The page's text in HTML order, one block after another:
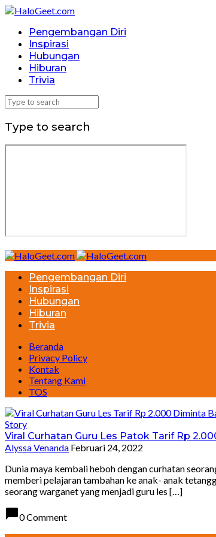
Pengembangan Diri
Inspirasi
Hubungan
Hiburan
Trivia
Type to search
Pengembangan Diri
Inspirasi
Hubungan
Hiburan
Trivia
Beranda
Privacy Policy
Kontak
Tentang Kami
TOS
Story
Viral Curhatan Guru Les Patok Tarif Rp
Alyssa Venanda Februari 24, 2022
Dunia maya kembali heboh dengan curhatan
memberi pelajaran tambahan ke anak- anak
seorang warganet yang menjadi guru les […]
chat_bubble0 Comment